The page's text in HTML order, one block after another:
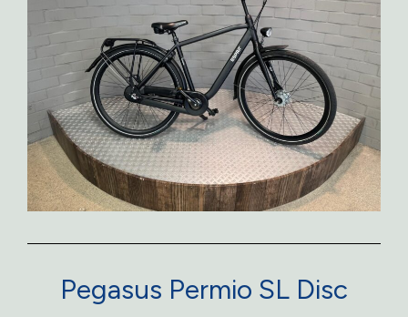
Pegasus Permio SL Disc